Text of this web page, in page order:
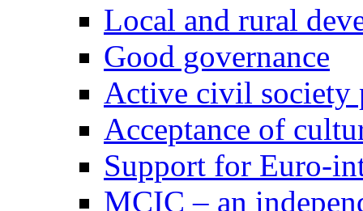
Local and rural
Good governance
Active civil society
Acceptance of
Support for Euro-
MCIC – an